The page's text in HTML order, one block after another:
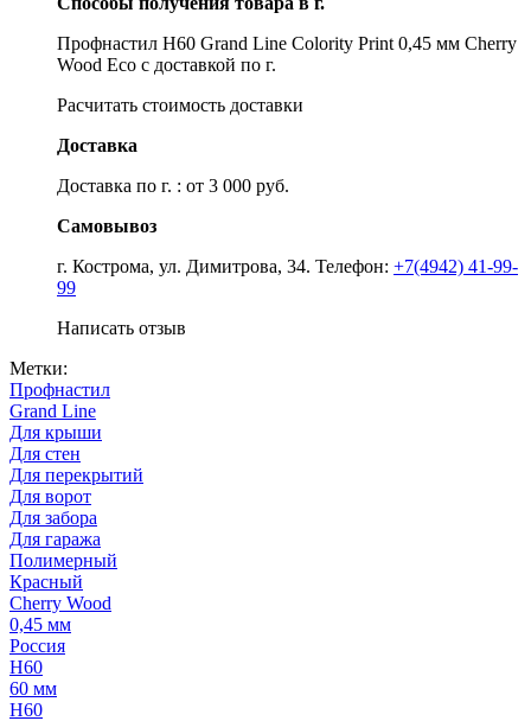
Профнастил Н60 Grand Line Colority Print 0,45 мм Cherry
Wood Eco с доставкой по г.
Расчитать стоимость доставки
Доставка
Доставка по г. : от 3 000 руб.
Самовывоз
г. Кострома, ул. Димитрова, 34. Телефон: +7(4942) 41-99-
99
Написать отзыв
Метки:
Профнастил
Grand Line
Для крыши
Для стен
Для перекрытий
Для ворот
Для забора
Для гаража
Полимерный
Красный
Cherry Wood
0,45 мм
Россия
Н60
60 мм
Н60